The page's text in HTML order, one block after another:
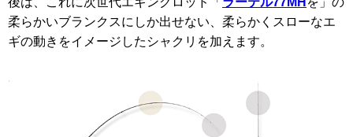
柔らかいブランクスにしか出せない、柔らかくスローなエ
ギの動きをイメージしたシャクリを加えます。